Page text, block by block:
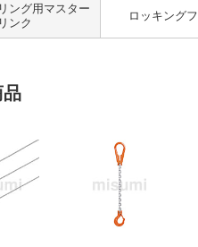
ング用マスター
リンク
ロッキング
品